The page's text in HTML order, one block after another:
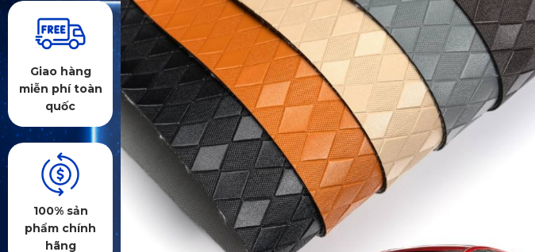
Giao hàng
miễn phí toàn
quốc
100% sản
phẩm chính
hãng